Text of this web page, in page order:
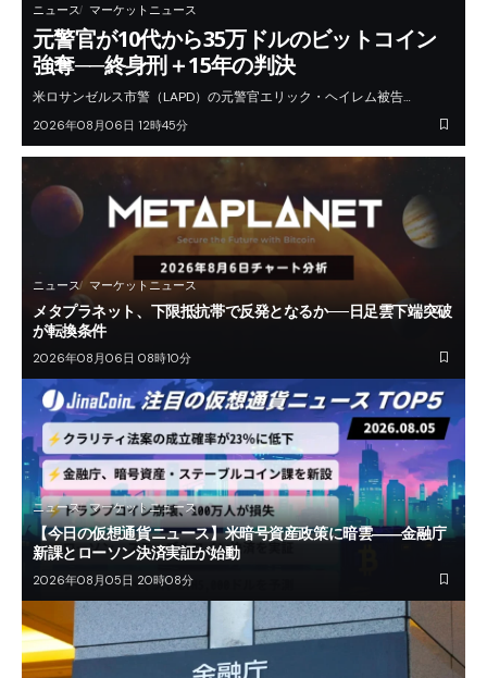
ニュース マーケットニュース
元警官が10代から35万ドルのビットコイン
強奪──終身刑＋15年の判決
米ロサンゼルス市警（LAPD）の元警官エリック・ヘイレム被告…
2026年08月06日 12時45分
ニュース マーケットニュース
メタプラネット、下限抵抗帯で反発となるか──日足雲下端突破
が転換条件
2026年08月06日 08時10分
ニュース マーケットニュース
【今日の仮想通貨ニュース】米暗号資産政策に暗雲――金融庁
新課とローソン決済実証が始動
2026年08月05日 20時08分